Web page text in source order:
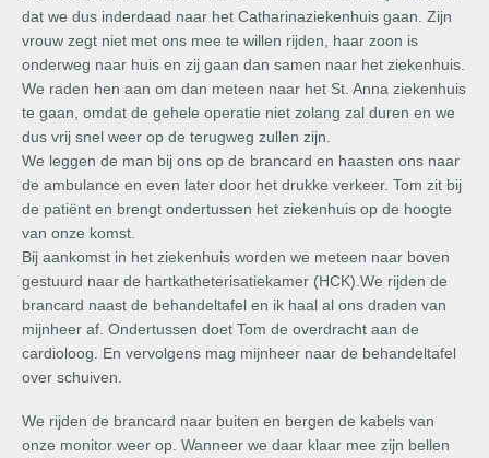
dat we dus inderdaad naar het Catharinaziekenhuis gaan. Zijn
vrouw zegt niet met ons mee te willen rijden, haar zoon is
onderweg naar huis en zij gaan dan samen naar het ziekenhuis.
We raden hen aan om dan meteen naar het St. Anna ziekenhuis
te gaan, omdat de gehele operatie niet zolang zal duren en we
dus vrij snel weer op de terugweg zullen zijn.
We leggen de man bij ons op de brancard en haasten ons naar
de ambulance en even later door het drukke verkeer. Tom zit bij
de patiënt en brengt ondertussen het ziekenhuis op de hoogte
van onze komst.
Bij aankomst in het ziekenhuis worden we meteen naar boven
gestuurd naar de hartkatheterisatiekamer (HCK).We rijden de
brancard naast de behandeltafel en ik haal al ons draden van
mijnheer af. Ondertussen doet Tom de overdracht aan de
cardioloog. En vervolgens mag mijnheer naar de behandeltafel
over schuiven.
We rijden de brancard naar buiten en bergen de kabels van
onze monitor weer op. Wanneer we daar klaar mee zijn bellen